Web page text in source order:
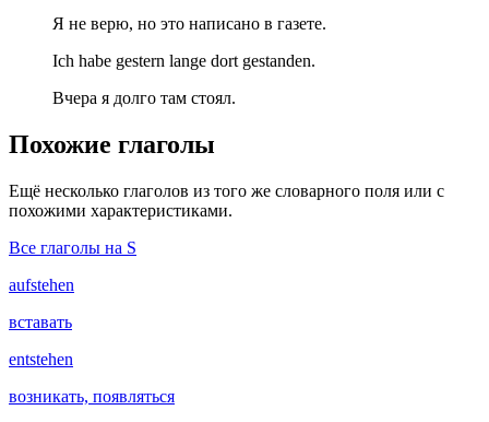
Я не верю, но это написано в газете.
Ich habe gestern lange dort gestanden.
Вчера я долго там стоял.
Похожие глаголы
Ещё несколько глаголов из того же словарного поля или с
похожими характеристиками.
Все глаголы на S
aufstehen
вставать
entstehen
возникать, появляться